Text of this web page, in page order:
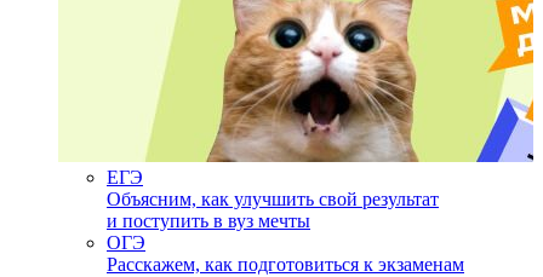
ЕГЭ
Объясним, как улучшить свой результат
и поступить в вуз мечты
ОГЭ
Расскажем, как подготовиться к экзаменам